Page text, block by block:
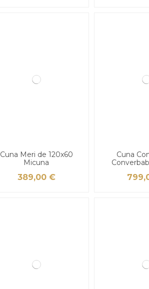
Cuna Meri de 120x60
Micuna
389,00 €
Cuna